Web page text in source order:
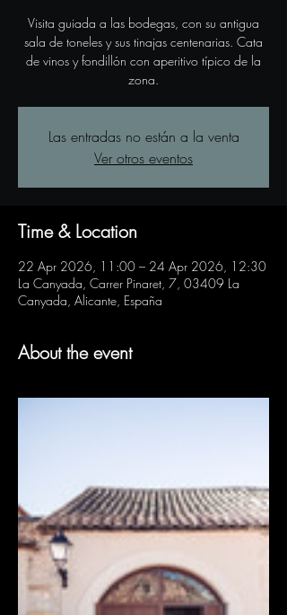
Visita guiada a las bodegas, con su antigua
sala de toneles y sus tinajas centenarias. Cata
de vinos y fondillón con aperitivo típico de la
zona.
Las entradas no están a la venta
Ver otros eventos
Time & Location
22 Apr 2026, 11:00 – 24 Apr 2026, 12:30
La Canyada, Carrer Pinaret, 7, 03409 La
Canyada, Alicante, España
About the event